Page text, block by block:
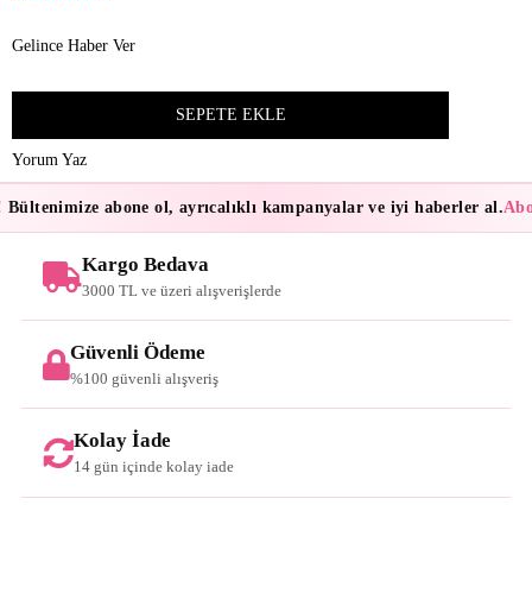
Gelince Haber Ver
Yorum Yaz
abone ol, ayrıcalıklı kampanyalar ve iyi haberler al.
Kargo Bedava
3000 TL ve üzeri alışverişlerde
Güvenli Ödeme
%100 güvenli alışveriş
Kolay İade
14 gün içinde kolay iade